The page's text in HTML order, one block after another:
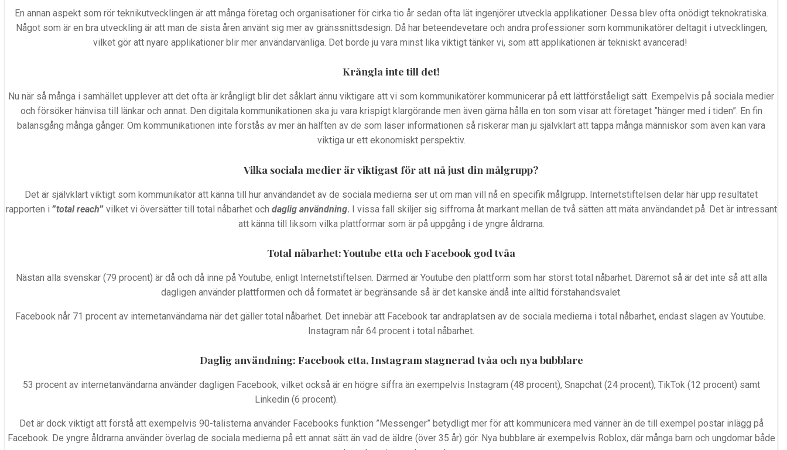
En annan aspekt som rör teknikutvecklingen är att många företag och organisationer för cirka tio år sedan ofta lät ingenjörer utveckla applikationer. Dessa blev ofta onödigt teknokratiska.
Något som är en bra utveckling är att man de sista åren använt sig mer av gränssnittsdesign. Då har beteendevetare och andra professioner som kommunikatörer deltagit i utvecklingen,
vilket gör att nyare applikationer blir mer användarvänliga. Det borde ju vara minst lika viktigt tänker vi, som att applikationen är tekniskt avancerad!
Krångla inte till det!
Nu när så många i samhället upplever att det ofta är krångligt blir det såklart ännu viktigare att vi som kommunikatörer kommunicerar på ett lättförståeligt sätt. Exempelvis på sociala medier
och försöker hänvisa till länkar och annat. Den digitala kommunikationen ska ju vara krispigt klargörande men även gärna hålla en ton som visar att företaget ”hänger med i tiden”. En fin
balansgång många gånger. Om kommunikationen inte förstås av mer än hälften av de som läser informationen så riskerar man ju självklart att tappa många människor som även kan vara
viktiga ur ett ekonomiskt perspektiv.
Vilka sociala medier är viktigast för att nå just din målgrupp?
Det är självklart viktigt som kommunikatör att känna till hur användandet av de sociala medierna ser ut om man vill nå en specifik målgrupp. Internetstiftelsen delar här upp resultatet
rapporten i ”total reach”vilket vi översätter till total nåbarhet och daglig användning. I vissa fall skiljer sig siffrorna åt markant mellan de två sätten att mäta användandet på. Det är intressant
att känna till liksom vilka plattformar som är på uppgång i de yngre åldrarna.
Total nåbarhet: Youtube etta och Facebook god tvåa
Nästan alla svenskar (79 procent) är då och då inne på Youtube, enligt Internetstiftelsen. Därmed är Youtube den plattform som har störst total nåbarhet. Däremot så är det inte så att alla
dagligen använder plattformen och då formatet är begränsande så är det kanske ändå inte alltid förstahandsvalet.
Facebook når 71 procent av internetanvändarna när det gäller total nåbarhet. Det innebär att Facebook tar andraplatsen av de sociala medierna i total nåbarhet, endast slagen av Youtube.
Instagram når 64 procent i total nåbarhet.
Daglig användning: Facebook etta, Instagram stagnerad tvåa och nya bubblare
53 procent av internetanvändarna använder dagligen Facebook, vilket också är en högre siffra än exempelvis Instagram (48 procent), Snapchat (24 procent), TikTok (12 procent) samt
Linkedin (6 procent).
Det är dock viktigt att förstå att exempelvis 90-talisterna använder Facebooks funktion ”Messenger” betydligt mer för att kommunicera med vänner än de till exempel postar inlägg på
Facebook. De yngre åldrarna använder överlag de sociala medierna på ett annat sätt än vad de äldre (över 35 år) gör. Nya bubblare är exempelvis Roblox, där många barn och ungdomar både